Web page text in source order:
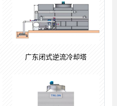
广东闭式逆流冷却塔